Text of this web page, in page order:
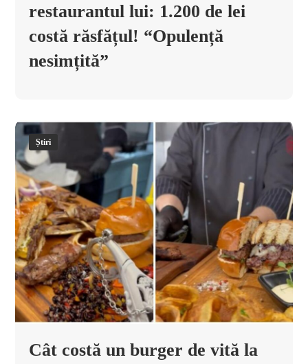
restaurantul lui: 1.200 de lei
costă răsfățul! “Opulență
nesimțită”
Știri
Cât costă un burger de vită la